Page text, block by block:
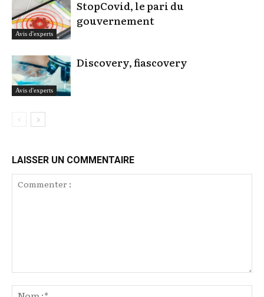
Avis d'experts
StopCovid, le pari du
gouvernement
Avis d'experts
Discovery, fiascovery
LAISSER UN COMMENTAIRE